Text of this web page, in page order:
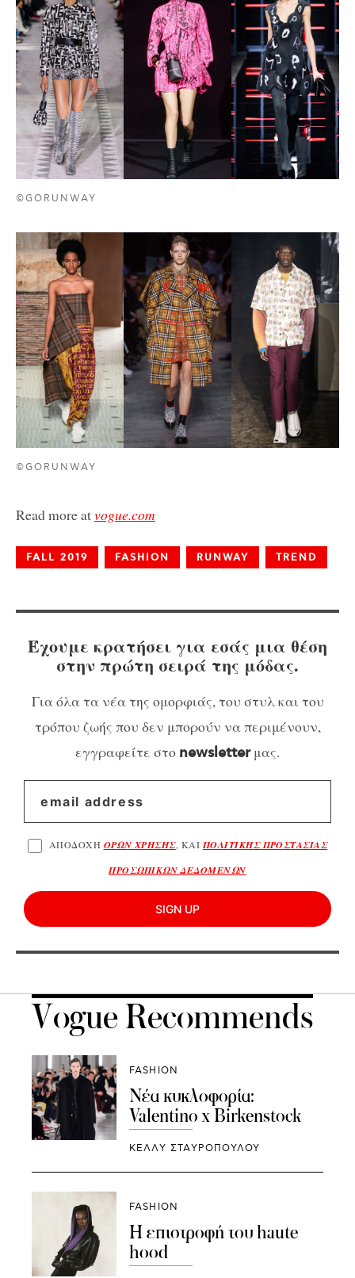
©GORUNWAY
©GORUNWAY
Read more atvogue.com
FALL 2019 FASHION RUNWAY TREND
Έχουμε κρατήσει για εσάς μια θέση
στην πρώτη σειρά της μόδας.
Για όλα τα νέα της ομορφιάς, του στυλ και του
τρόπου ζωής που δεν μπορούν να περιμένουν,
εγγραφείτε στο newsletterμας.
ΑΠΟΔΟΧΗ ΟΡΩΝ ΧΡΗΣΗΣ, ΚΑΙΠΟΛΙΤΙΚΗΣ ΠΡΟΣΤΑΣΙΑΣ
ΠΡΟΣΩΠΙΚΩΝ ΔΕΔΟΜΕΝΩΝ
SIGN UP
Vogue Recommends
FASHION
Νέα κυκλοφορία:
Valentino x Birkenstock
ΚΕΛΛΥ ΣΤΑΥΡΟΠΟΥΛΟΥ
FASHION
Η επιστροφή του haute
hood